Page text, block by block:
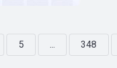
5 ... 348